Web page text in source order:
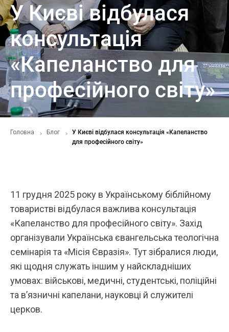
У Києві відбулася
консультація
«Капеланство для
професійного світу»
Головна Блог
У Києві відбулася консультація «Капеланство
для професійного світу»
11 грудня 2025 року в Українському біблійному
товаристві відбулася важлива консультація
«Капеланство для професійного світу». Захід
організували Українська євангельська теологічна
семінарія та «Місія Євразія». Тут зібралися люди,
які щодня служать іншим у найскладніших
умовах: військові, медичні, студентські, поліційні
та в’язничні капелани, науковці й служителі
церков.